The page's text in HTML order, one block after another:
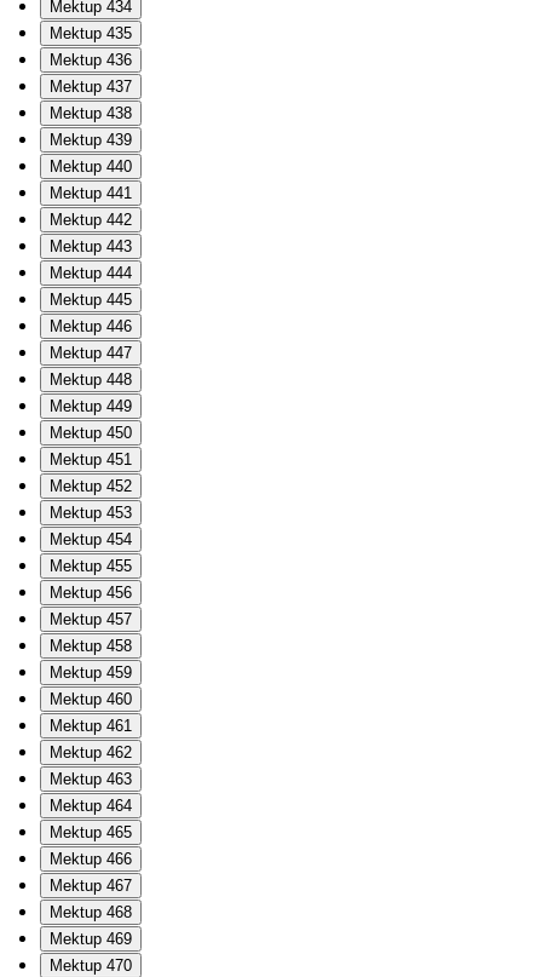
Mektup 434
Mektup 435
Mektup 436
Mektup 437
Mektup 438
Mektup 439
Mektup 440
Mektup 441
Mektup 442
Mektup 443
Mektup 444
Mektup 445
Mektup 446
Mektup 447
Mektup 448
Mektup 449
Mektup 450
Mektup 451
Mektup 452
Mektup 453
Mektup 454
Mektup 455
Mektup 456
Mektup 457
Mektup 458
Mektup 459
Mektup 460
Mektup 461
Mektup 462
Mektup 463
Mektup 464
Mektup 465
Mektup 466
Mektup 467
Mektup 468
Mektup 469
Mektup 470